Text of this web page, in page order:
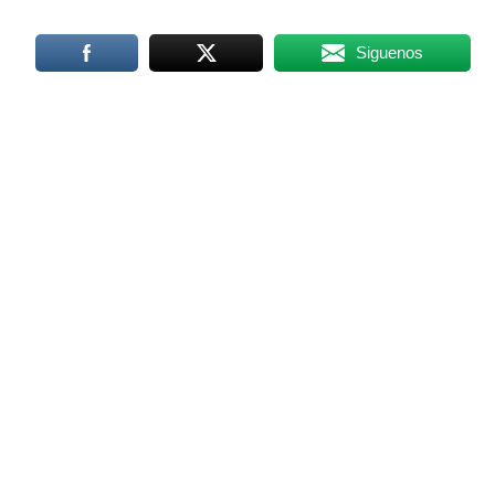
Siguenos